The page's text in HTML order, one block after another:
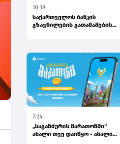
10:18
საქართველოს ბანკის
გზავნილების გათამაშების
7:24
„საგანძურის მარათონში“
ახალი თვე დაიწყო - ახალი